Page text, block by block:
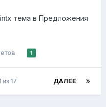
тема в Предложения
1
ДАЛЕЕ
из 17